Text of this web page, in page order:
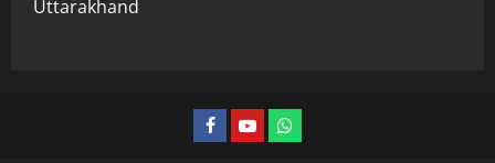
Uttarakhand